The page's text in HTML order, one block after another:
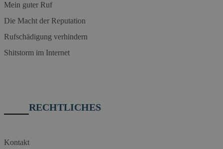
Mein guter Ruf
Die Macht der Reputation
Rufschädigung verhindern
Shitstorm im Internet
RECHTLICHES
Kontakt